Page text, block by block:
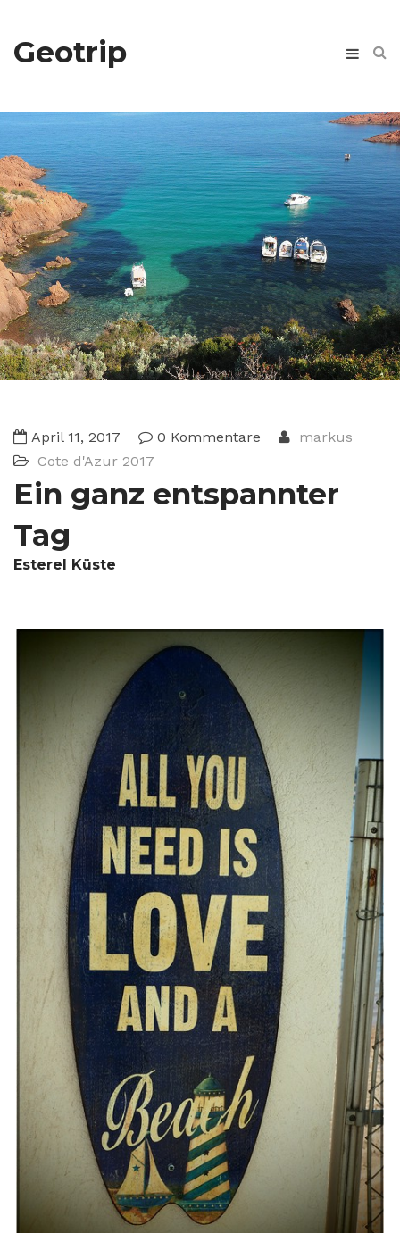
Geotrip
April 11, 2017 0 Kommentare
markus
Cote d'Azur 2017
Ein ganz entspannter
Tag
Esterel Küste